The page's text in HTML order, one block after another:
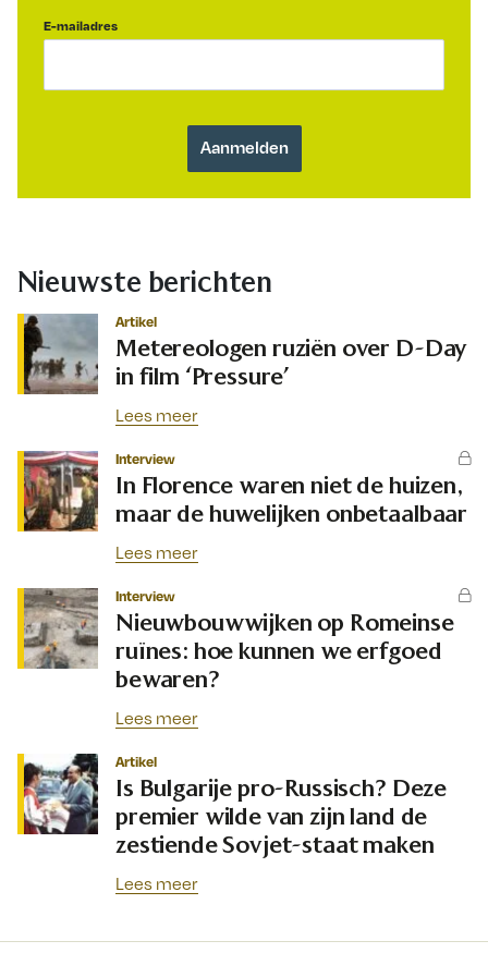
E-mailadres
Nieuwste berichten
Artikel
Metereologen ruziën over D-Day
in film ‘Pressure’
Lees meer
Interview
In Florence waren niet de huizen,
maar de huwelijken onbetaalbaar
Lees meer
Interview
Nieuwbouwwijken op Romeinse
ruïnes: hoe kunnen we erfgoed
bewaren?
Lees meer
Artikel
Is Bulgarije pro-Russisch? Deze
premier wilde van zijn land de
zestiende Sovjet-staat maken
Lees meer